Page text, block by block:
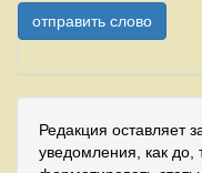
Редакция оставляет
уведомления, как до,